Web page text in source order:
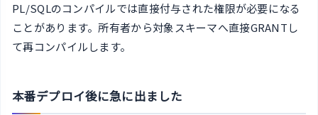
PL/SQLのコンパイルでは直接付与された権限が必要になる
ことがあります。所有者から対象スキーマへ直接GRANTし
て再コンパイルします。
本番デプロイ後に急に出ました